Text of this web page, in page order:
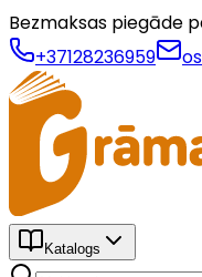
Bezmaksas piegāde
+37128236959
Katalogs